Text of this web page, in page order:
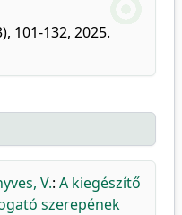
101-132, 2025.
V.: A kiegészítő
szerepének